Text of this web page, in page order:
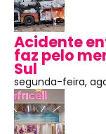
Acidente
faz pelo
Sul
segunda-feira,